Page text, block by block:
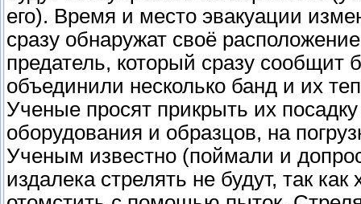
его). Время и место эвакуации
сразу обнаружат своё
предатель, который сразу
объединили несколько банд и их
Ученые просят прикрыть их
оборудования и образцов, на
Ученым известно (поймали и
издалека стрелять не будут, так